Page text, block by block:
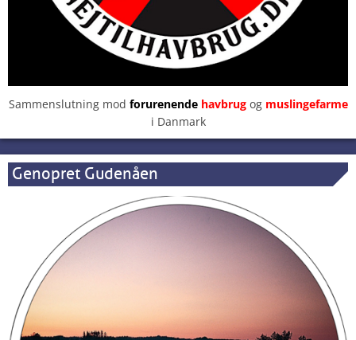
Sammenslutning mod forurenendehavbrugog muslingefarme
i Danmark
Genopret Gudenåen